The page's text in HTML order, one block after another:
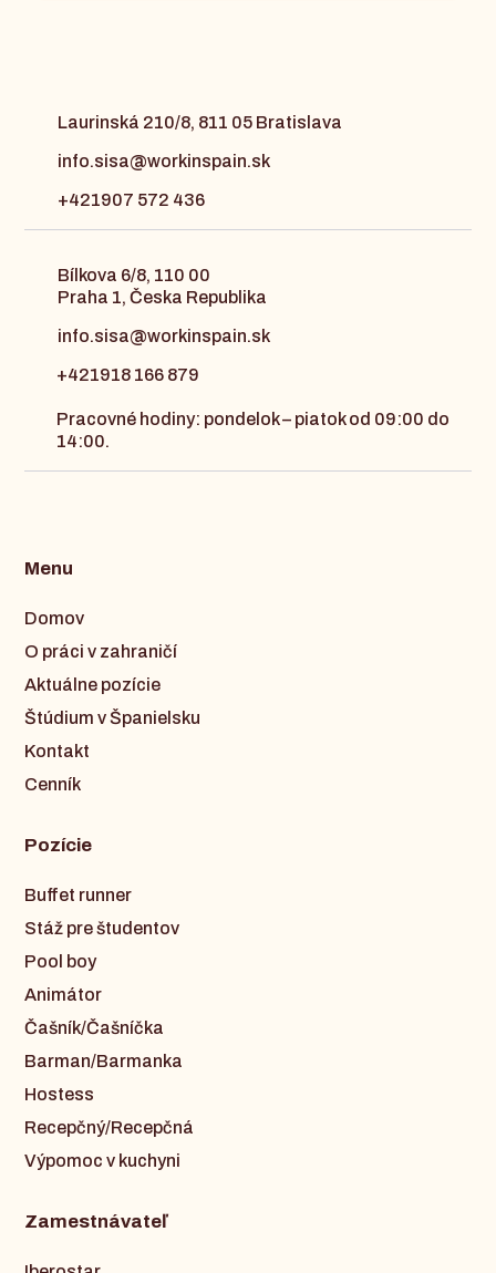
Laurinská 210/8, 811 05 Bratislava
info.sisa@workinspain.sk
+421907 572 436
Bílkova 6/8, 110 00
Praha 1, Česka Republika
info.sisa@workinspain.sk
+421918 166 879
Pracovné hodiny: pondelok – piatok od 09:00 do
14:00.
Menu
Domov
O práci v zahraničí
Aktuálne pozície
Štúdium v Španielsku
Kontakt
Cenník
Pozície
Buffet runner
Stáž pre študentov
Pool boy
Animátor
Čašník/Čašníčka
Barman/Barmanka
Hostess
Recepčný/Recepčná
Výpomoc v kuchyni
Zamestnávateľ